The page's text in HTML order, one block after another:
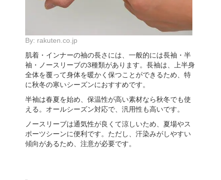
By: rakuten.co.jp
肌着・インナーの袖の長さには、一般的には長袖・半
袖・ノースリーブの3種類があります。長袖は、上半身
全体を覆って身体を暖かく保つことができるため、特
に秋冬の寒いシーズンにおすすめです。
半袖は春夏を始め、保温性が高い素材なら秋冬でも使
える。オールシーズン対応で、汎用性も高いです。
ノースリーブは通気性が良くて涼しいため、夏場やス
ポーツシーンに便利です。ただし、汗染みがしやすい
傾向があるため、注意が必要です。